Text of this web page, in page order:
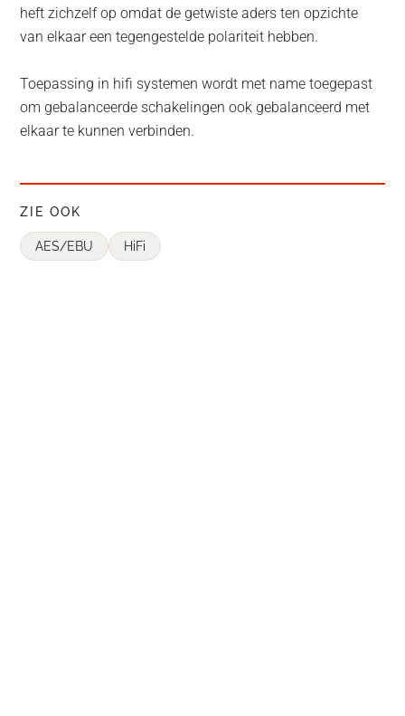
heft zichzelf op omdat de getwiste aders ten opzichte
van elkaar een tegengestelde polariteit hebben.
Toepassing in hifi systemen wordt met name toegepast
om gebalanceerde schakelingen ook gebalanceerd met
elkaar te kunnen verbinden.
ZIE OOK
AES/EBU HiFi